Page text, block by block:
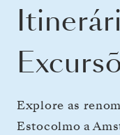
Explore as
Estocolmo a